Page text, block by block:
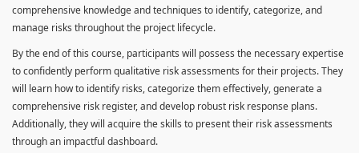
comprehensive knowledge and techniques to identify, categorize, and
manage risks throughout the project lifecycle.
By the end of this course, participants will possess the necessary expertise
to confidently perform qualitative risk assessments for their projects. They
will learn how to identify risks, categorize them effectively, generate a
comprehensive risk register, and develop robust risk response plans.
Additionally, they will acquire the skills to present their risk assessments
through an impactful dashboard.